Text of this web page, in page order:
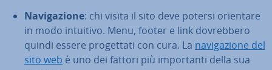
Na­vi­ga­zio­ne: chi visita il sito deve potersi orientare
in modo intuitivo. Menu, footer e link do­vreb­be­ro
quindi essere pro­get­ta­ti con cura. La na­vi­ga­zio­ne del
sito web è uno dei fattori più im­por­tan­ti della sua